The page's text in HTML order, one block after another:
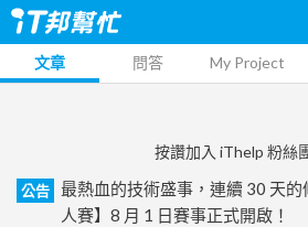
文章 問答 My Project
按讚加入 iThelp 粉絲
公告
最熱血的技術盛事，連續 30 天
人賽】8 月 1 日賽事正式開啟！